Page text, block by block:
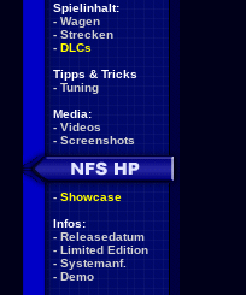
Spielinhalt:
- Wagen
- Strecken
- DLCs
Tipps & Tricks
- Tuning
Media:
- Videos
- Screenshots
- Showcase
Infos:
- Releasedatum
- Limited Edition
- Systemanf.
- Demo